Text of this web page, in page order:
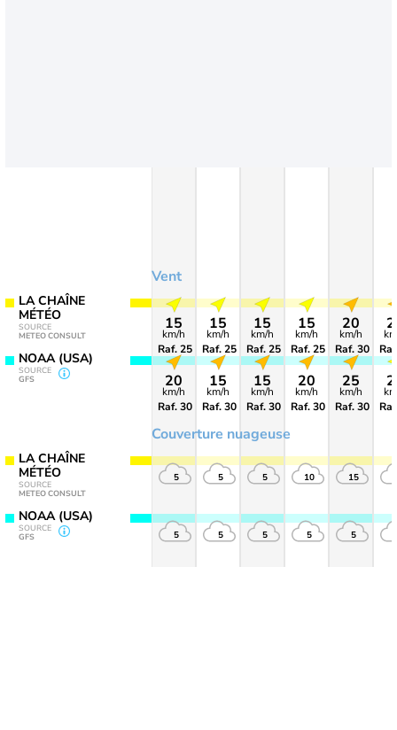
LA CHAÎNE
MÉTÉO
SOURCE
METEO CONSULT
NOAA (USA)
SOURCE
GFS
LA CHAÎNE
MÉTÉO
SOURCE
METEO CONSULT
NOAA (USA)
SOURCE
GFS
Vent
Couverture nuageuse
15
km/h
Raf. 25
20
km/h
Raf. 30
5
5
15
km/h
Raf. 25
15
km/h
Raf. 30
5
5
15
km/h
Raf. 25
15
km/h
Raf. 30
5
5
15
km/h
Raf. 25
20
km/h
Raf. 30
10
5
20
km/h
Raf. 30
25
km/h
Raf. 30
15
5